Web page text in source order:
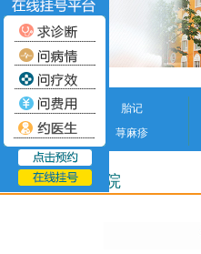
胎记
荨麻疹
青岛皮肤病医院